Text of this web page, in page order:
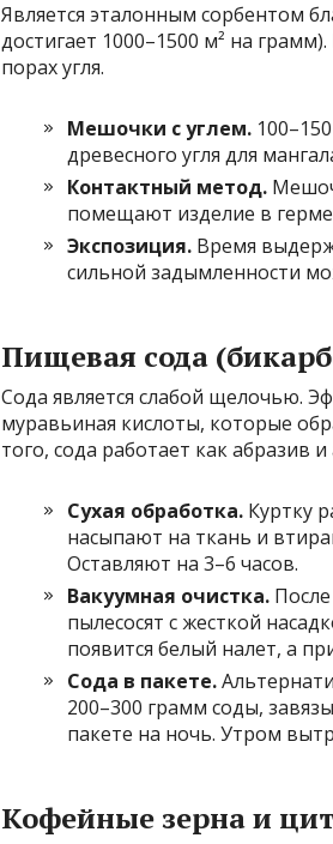
Является эталонным сорбентом
достигает 1000–1500 м² на
порах угля.
Мешочки с углем.
древесного угля для
Контактный метод.
помещают изделие в
Экспозиция. Время
сильной задымленности
Пищевая сода
Сода является слабой щелочью.
муравьиная кислоты, которые
того, сода работает как абразив и
Сухая обработка. Куртку
насыпают на ткань и
Оставляют на 3–6 часов.
Вакуумная очистка.
пылесосят с жесткой
появится белый налет, а
Сода в пакете.
200–300 грамм соды,
пакете на ночь. Утром
Кофейные зерна и